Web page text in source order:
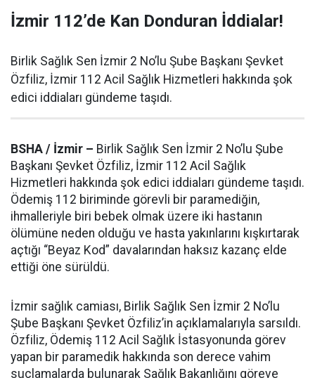
İzmir 112’de Kan Donduran İddialar!
Birlik Sağlık Sen İzmir 2 No’lu Şube Başkanı Şevket
Özfiliz, İzmir 112 Acil Sağlık Hizmetleri hakkında şok
edici iddiaları gündeme taşıdı.
BSHA / İzmir – Birlik Sağlık Sen İzmir 2 No’lu Şube
Başkanı Şevket Özfiliz, İzmir 112 Acil Sağlık
Hizmetleri hakkında şok edici iddiaları gündeme taşıdı.
Ödemiş 112 biriminde görevli bir paramediğin,
ihmalleriyle biri bebek olmak üzere iki hastanın
ölümüne neden olduğu ve hasta yakınlarını kışkırtarak
açtığı “Beyaz Kod” davalarından haksız kazanç elde
ettiği öne sürüldü.
İzmir sağlık camiası, Birlik Sağlık Sen İzmir 2 No’lu
Şube Başkanı Şevket Özfiliz’in açıklamalarıyla sarsıldı.
Özfiliz, Ödemiş 112 Acil Sağlık İstasyonunda görev
yapan bir paramedik hakkında son derece vahim
suçlamalarda bulunarak Sağlık Bakanlığını göreve